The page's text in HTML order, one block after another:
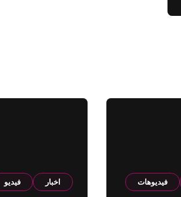
فيديوهات اخبار فيديو